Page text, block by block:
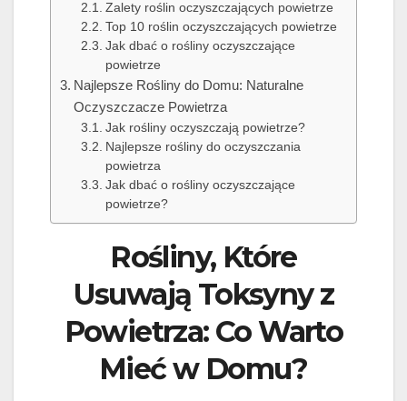
Zalety roślin oczyszczających powietrze
Top 10 roślin oczyszczających powietrze
Jak dbać o rośliny oczyszczające
powietrze
Najlepsze Rośliny do Domu: Naturalne
Oczyszczacze Powietrza
Jak rośliny oczyszczają powietrze?
Najlepsze rośliny do oczyszczania
powietrza
Jak dbać o rośliny oczyszczające
powietrze?
Rośliny, Które
Usuwają Toksyny z
Powietrza: Co Warto
Mieć w Domu?